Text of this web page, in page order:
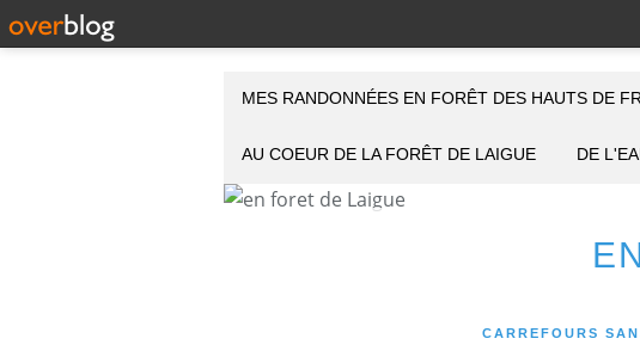
MES RANDONNÉES EN FORÊT DES HAUTS DE
AU COEUR DE LA FORÊT DE LAIGUE DE
CARREFOURS